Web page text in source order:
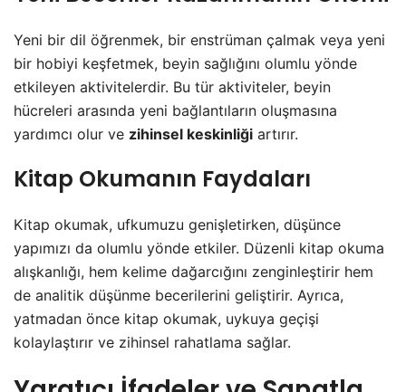
Yeni bir dil öğrenmek, bir enstrüman çalmak veya yeni
bir hobiyi keşfetmek, beyin sağlığını olumlu yönde
etkileyen aktivitelerdir. Bu tür aktiviteler, beyin
hücreleri arasında yeni bağlantıların oluşmasına
yardımcı olur ve zihinsel keskinliği artırır.
Kitap Okumanın Faydaları
Kitap okumak, ufkumuzu genişletirken, düşünce
yapımızı da olumlu yönde etkiler. Düzenli kitap okuma
alışkanlığı, hem kelime dağarcığını zenginleştirir hem
de analitik düşünme becerilerini geliştirir. Ayrıca,
yatmadan önce kitap okumak, uykuya geçişi
kolaylaştırır ve zihinsel rahatlama sağlar.